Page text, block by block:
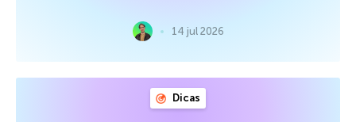
14 jul 2026
Dicas